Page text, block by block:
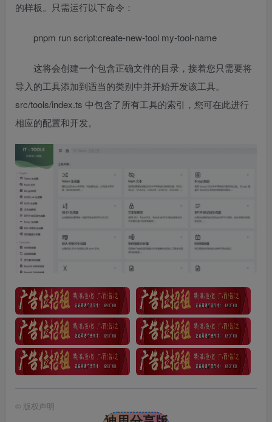
的样板。只需运行以下命令：
pnpm run script:create-new-tool my-tool-name
这将会创建一个包含正确文件的目录，接着您只需要将
导入的工具添加到适当的类别中并开始开发该工具。
src/tools/index.ts 中包含了所有工具的索引，您可在此进行
相应的配置和开发。
© 版权声明